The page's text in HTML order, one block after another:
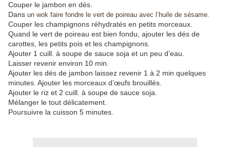
Couper le jambon en dés.
Dans un wok faire fondre le vert de poireau avec l’huile de sésame.
Couper les champignons réhydratés en petits morceaux.
Quand le vert de poireau est bien fondu, ajouter les dés de
carottes, les petits pois et les champignons.
Ajouter 1 cuill. à soupe de sauce soja et un peu d’eau.
Laisser revenir environ 10 min.
Ajouter les dés de jambon laissez revenir 1 à 2 min quelques
minutes. Ajouter les morceaux d’œufs brouillés.
Ajouter le riz et 2 cuill. à soupe de sauce soja.
Mélanger le tout délicatement.
Poursuivre la cuisson 5 minutes.